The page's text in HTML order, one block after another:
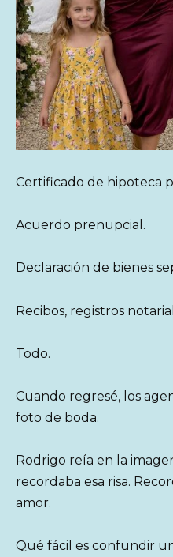
Certificado de hipoteca
Acuerdo prenupcial.
Declaración de bienes
Recibos, registros
Todo.
Cuando regresé, los
foto de boda.
Rodrigo reía en la
recordaba esa risa.
amor.
Qué fácil es confundir